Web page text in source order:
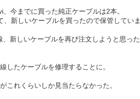
今までに買った純正ケーブルは2本。
新しいケーブルを買ったので保管していま
新しいケーブルを再び注文しようと思った
したケーブルを修理することに。
これくらいしか見当たらなかった。